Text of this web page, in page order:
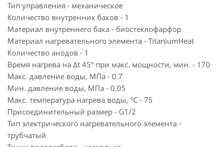
Тип управления - механическое
Количество внутренних баков - 1
Материал внутреннего бака - биостеклофарфор
Материал нагревательного элемента - TitaniumHeat
Количество анодов - 1
Время нагрева на ∆t 45° при макс. мощности, мин. - 170
Макс. давление воды, МПа - 0.7
Мин. давление воды, МПа - 0.05
Макс. температура нагрева воды, °С - 75
Присоединительный размер - G1/2
Тип электрического нагревательного элемента -
трубчатый